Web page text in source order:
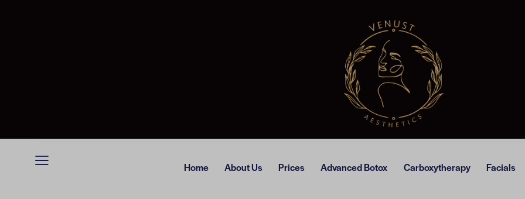
Home About Us Prices Advanced Botox Carboxytherapy Facials